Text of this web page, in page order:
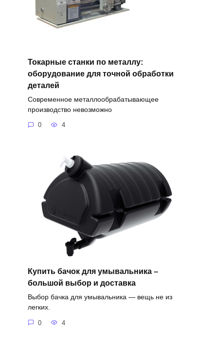
Токарные станки по металлу:
оборудование для точной обработки
деталей
Современное металлообрабатывающее
производство невозможно
0 4
Купить бачок для умывальника –
большой выбор и доставка
Выбор бачка для умывальника — вещь не из
легких.
0 4